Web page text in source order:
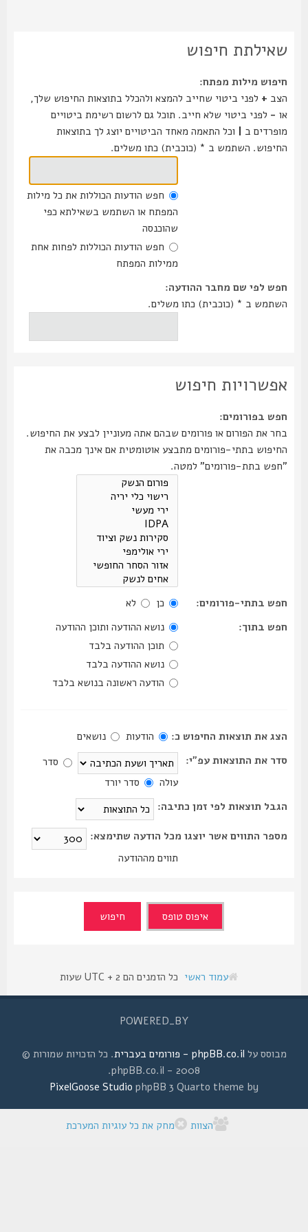
שאילתת חיפוש
חיפוש מילות מפתח:
+לפני ביטוי שחייב להמצא ולהכלל בתוצאות החיפוש שלך,
לפני ביטוי שלא חייב. תוכל גם לרשום רשימת ביטויים
מופרדים ב|וכל התאמה מאחד הביטויים יוצג לך בתוצאות
החיפוש. השתמש ב * (כוכבית) כתו משלים.
חפש הודעות הכוללות את כל מילות
המפתח או השתמש בשאילתא כפי
שהוכנסה
חפש הודעות הכוללות לפחות אחת
ממילות המפתח
חפש לפי שם מחבר ההודעה:
השתמש ב * (כוכבית) כתו משלים.
אפשרויות חיפוש
חפש בפורומים:
בחר את הפורום או פורומים שבהם אתה מעוניין לבצע את החיפוש.
החיפוש בתתי-פורומים מתבצע אוטומטית אם אינך מכבה את
"חפש בתת-פורומים" למטה.
חפש בתתי-פורומים: כן
לא
חפש בתוך:
נושא ההודעה ותוכן ההודעה
תוכן ההודעה בלבד
נושא ההודעה בלבד
הודעה ראשונה בנושא בלבד
הצג את תוצאות החיפוש כ: הודעות
נושאים
סדר את התוצאות עפ"י:
סדר
סדר יורד
הגבל תוצאות לפי זמן כתיבה:
מספר התווים אשר יוצגו מכל הודעה שתימצא:
תווים מההודעה
עמוד ראשי כל הזמנים הם UTC + 2 שעות
POWERED_BY
מבוסס עלphpBB.co.il - פורומים בעברית
. כל הזכויות שמורות ©
2008 - phpBB.co.il.
phpBB 3 Quarto theme by
PixelGoose Studio
הצוות מחק את כל עוגיות המערכת